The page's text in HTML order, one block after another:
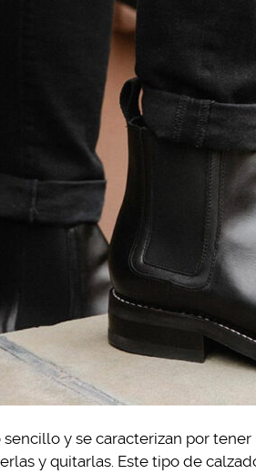
y se caracterizan por
y quitarlas. Este tipo de